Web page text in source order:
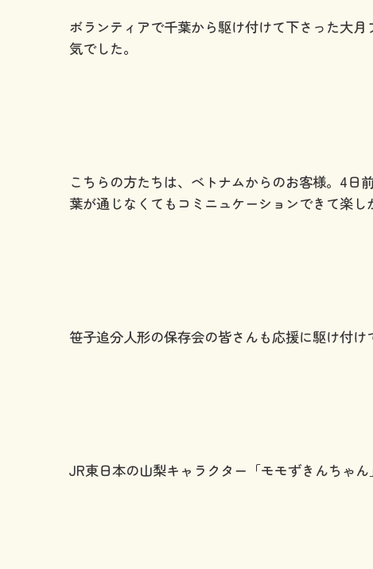
ボランティアで千葉から駆け付けて下さった大月
気でした。
こちらの方たちは、ベトナムからのお客様。 4日
葉が通じなくてもコミニュケーションできて楽し
笹子追分人形の保存会の皆さんも応援に駆け付け
JR東日本の山梨キャラクター「モモずきんちゃん